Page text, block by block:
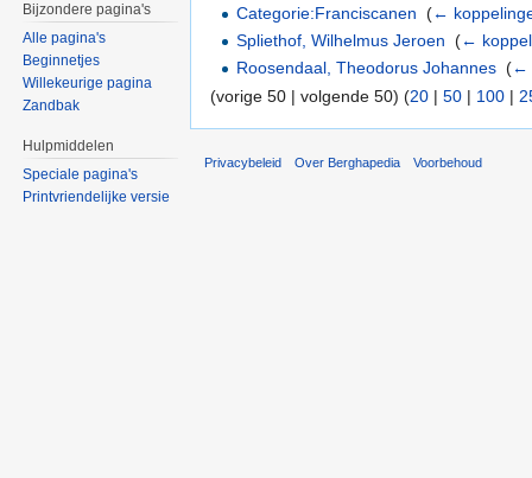
Categorie:Franciscanen ‎(←
Spliethof, Wilhelmus Jeroen ‎(←
Roosendaal, Theodorus Johannes ‎(←
(vorige 50 | volgende 50) (20 | 50 | 100 |
Bijzondere pagina's
Alle pagina's
Beginnetjes
Willekeurige pagina
Zandbak
Hulpmiddelen
Speciale pagina's
Printvriendelijke versie
Privacybeleid Over Berghapedia Voorbehoud